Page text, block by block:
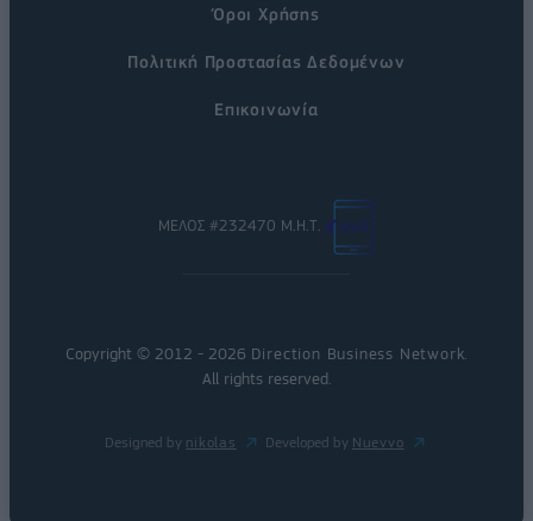
Όροι Χρήσης
Πολιτική Προστασίας Δεδομένων
Επικοινωνία
ΜΕΛΟΣ #232470 Μ.Η.Τ.
Copyright © 2012 - 2026 Direction Business Network
All rights reserved.
Designed by nikolas Developed by Nuevvo